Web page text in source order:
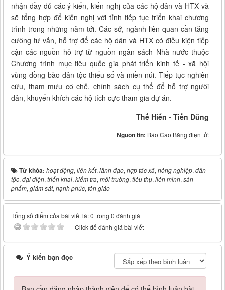
nhận đầy đủ các ý kiến, kiến nghị của các hộ dân và HTX và
sẽ tổng hợp để kiến nghị với tỉnh tiếp tục triển khai chương
trình trong những năm tới. Các sở, ngành liên quan cần tăng
cường tư vấn, hỗ trợ để các hộ dân và HTX có điều kiện tiếp
cận các nguồn hỗ trợ từ nguồn ngân sách Nhà nước thuộc
Chương trình mục tiêu quốc gia phát triển kinh tế - xã hội
vùng đồng bào dân tộc thiểu số và miền núi. Tiếp tục nghiên
cứu, tham mưu cơ chế, chính sách cụ thể để hỗ trợ người
dân, khuyến khích các hộ tích cực tham gia dự án.
Thế Hiển - Tiến Dũng
Nguồn tin: Báo Cao Bằng điện tử:
Từ khóa: hoạt động, liên kết, lãnh đạo, hợp tác xã, nông nghiệp, dân
tộc, đại diện, triển khai, kiểm tra, môi trường, tiêu thụ, liên minh, sản
phẩm, giám sát, hạnh phúc, tôn giáo
Tổng số điểm của bài viết là: 0 trong 0 đánh giá
Click để đánh giá bài viết
Ý kiến bạn đọc